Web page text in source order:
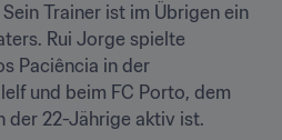
Trainer ist im Übrigen ein
Rui Jorge spielte
Paciência in der
und beim FC Porto, dem
der 22-Jährige aktiv ist.